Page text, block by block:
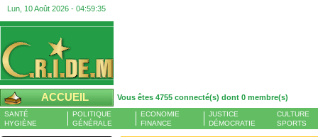
Lun, 10 Août 2026 - 04:59:36
ACCUEIL Vous êtes 4755 connecté(s) dont 0 membre(s)
SANTÉ
HYGIÈNE
POLITIQUE
GÉNÉRALE
ECONOMIE
FINANCE
JUSTICE
DÉMOCRATIE
CULTURE
SPORTS